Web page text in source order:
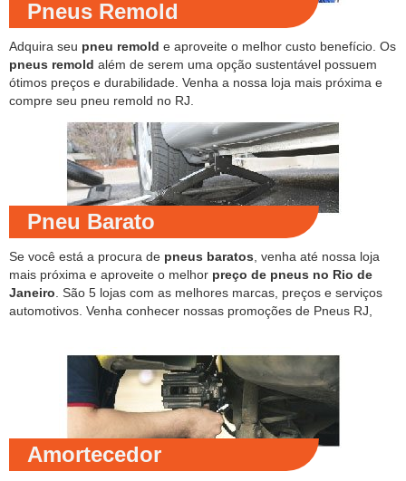
Pneus Remold
Adquira seu pneu remold e aproveite o melhor custo benefício. Os
pneus remold além de serem uma opção sustentável possuem
ótimos preços e durabilidade. Venha a nossa loja mais próxima e
compre seu pneu remold no RJ.
Pneu Barato
Se você está a procura de pneus baratos , venha até nossa loja
mais próxima e aproveite o melhor preço de pneus no Rio de
Janeiro . São 5 lojas com as melhores marcas, preços e serviços
automotivos. Venha conhecer nossas promoções de Pneus RJ,
Amortecedor